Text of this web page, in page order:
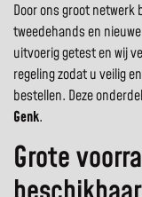
Door ons groot
tweedehands en
uitvoerig getest en wij
regeling zodat u veilig
bestellen. Deze
Genk.
Grote